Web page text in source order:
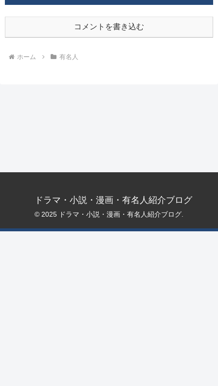
コメントを書き込む
ホーム 有名人
ドラマ・小説・漫画・有名人紹介ブログ
© 2025 ドラマ・小説・漫画・有名人紹介ブログ.